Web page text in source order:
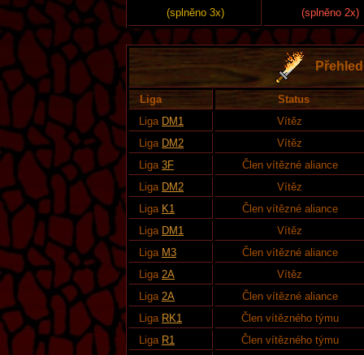
(splněno 3x) (splněno 2x)
Liga
Status
Liga DM1
Vítěz
Liga DM2
Vítěz
Liga 3F
Člen vítězné aliance
Liga DM2
Vítěz
Liga K1
Člen vítězné aliance
Liga DM1
Vítěz
Liga M3
Člen vítězné aliance
Liga 2A
Vítěz
Liga 2A
Člen vítězné aliance
Liga RK1
Člen vítězného týmu
Liga R1
Člen vítězného týmu